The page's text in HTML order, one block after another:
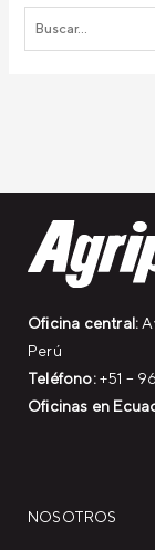
Oficina central:
Perú
Teléfono:+51 –
Oficinas en
NOSOTROS